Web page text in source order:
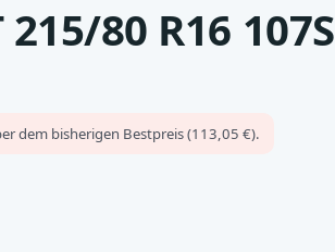
80 R16 107S
dem bisherigen Bestpreis (113,05 €).